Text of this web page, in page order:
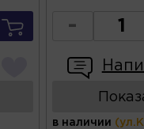
-
в наличии